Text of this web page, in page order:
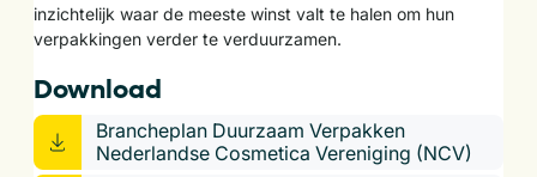
inzichtelijk waar de meeste winst valt te halen om hun
verpakkingen verder te verduurzamen.
Download
Brancheplan Duurzaam Verpakken
Nederlandse Cosmetica Vereniging (NCV)